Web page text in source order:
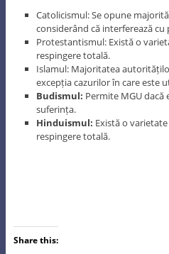
Catolicismul: Se opune
considerând că interferează
Protestantismul: Există o
respingere totală.
Islamul: Majoritatea
excepția cazurilor în care este
Budismul: Permite MGU
suferința.
Hinduismul: Există o
respingere totală.
Share this: